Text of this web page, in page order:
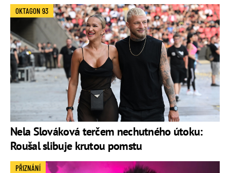
Nela Slováková terčem nechutného útoku:
Roušal slibuje krutou pomstu
OKTAGON 93
PŘIZNÁNÍ